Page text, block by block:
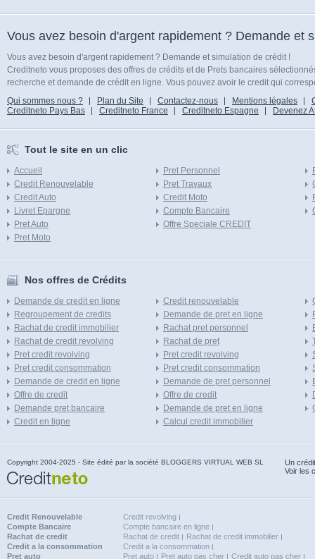
Vous avez besoin d'argent rapidement ? Demande et
Vous avez besoin d'argent rapidement ? Demande et simulation de crédit !
Creditneto vous proposes des offres de crédits et de Prets bancaires
recherche et demande de crédit en ligne. Vous pouvez avoir le credit qui
Qui sommes nous ?
Plan du Site Contactez-nous Mentions légales
Creditneto Pays Bas
Creditneto France Creditneto Espagne Devenez
Tout le site en un clic
Accueil
Credit Renouvelable
Credit Auto
Livret Epargne
Pret Auto
Pret Moto
Pret Personnel
Pret Travaux
Credit Moto
Compte Bancaire
Offre Speciale CREDIT
Nos offres de Crédits
Demande de credit en ligne
Regroupement de credits
Rachat de credit immobilier
Rachat de credit revolving
Pret credit revolving
Pret credit consommation
Demande de credit en ligne
Offre de credit
Demande pret bancaire
Credit en ligne
Credit renouvelable
Demande de pret en ligne
Rachat pret personnel
Rachat de pret
Pret credit revolving
Pret credit consommation
Demande de pret personnel
Offre de credit
Demande de pret en ligne
Calcul credit immobilier
Copyright 2004-2025 - Site édité par la société BLOGGERS VIRTUAL WEB SL
Un
Voir les
Credit Renouvelable
Credit revolving
Compte Bancaire
Compte bancaire en ligne
Rachat de credit
Rachat de credit
Rachat de credit immobilier
Credit a la consommation
Credit a la consommation
Pret auto
Pret auto Pret auto pas cher Credit auto pas cher